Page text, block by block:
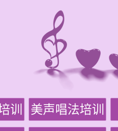
训 美声唱法培训